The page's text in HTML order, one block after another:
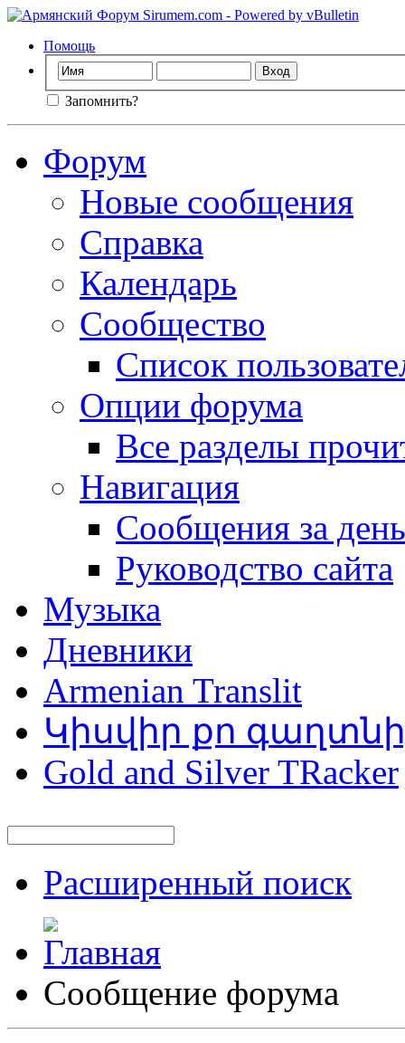
Помощь
Запомнить?
Форум
Новые сообщения
Справка
Календарь
Сообщество
Список
Опции форума
Все разделы
Навигация
Сообщения за день
Руководство сайта
Музыка
Дневники
Armenian Translit
Կիսվիր քո
Gold and Silver TRacker
Расширенный поиск
Сообщение форума